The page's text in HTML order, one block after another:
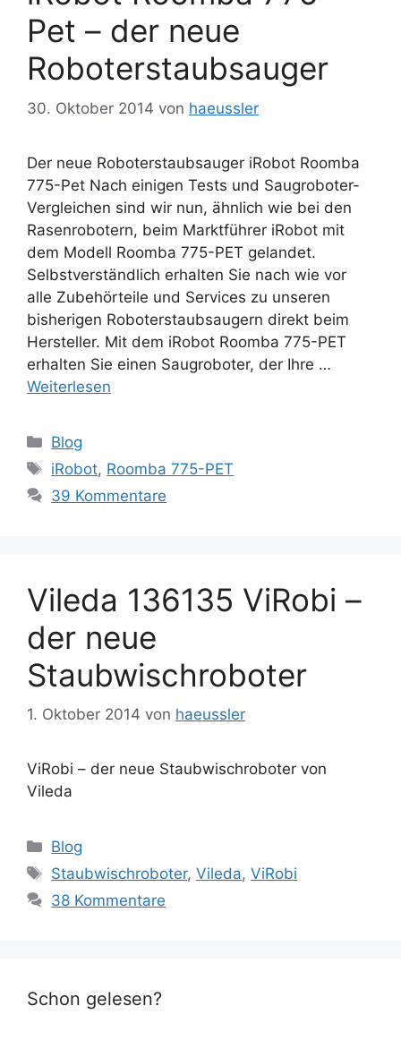
Pet – der neue
Roboterstaubsauger
30. Oktober 2014 von haeussler
Der neue Roboterstaubsauger iRobot Roomba
775-Pet Nach einigen Tests und Saugroboter-
Vergleichen sind wir nun, ähnlich wie bei den
Rasenrobotern, beim Marktführer iRobot mit
dem Modell Roomba 775-PET gelandet.
Selbstverständlich erhalten Sie nach wie vor
alle Zubehörteile und Services zu unseren
bisherigen Roboterstaubsaugern direkt beim
Hersteller. Mit dem iRobot Roomba 775-PET
erhalten Sie einen Saugroboter, der Ihre …
Weiterlesen
Kategorien
Blog
Schlagwörter
iRobot, Roomba 775-PET
39 Kommentare
Vileda 136135 ViRobi –
der neue
Staubwischroboter
1. Oktober 2014 von haeussler
ViRobi – der neue Staubwischroboter von
Vileda
Kategorien
Blog
Schlagwörter
Staubwischroboter,Vileda,ViRobi
38 Kommentare
Schon gelesen?